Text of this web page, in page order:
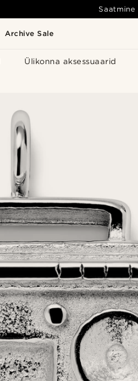
Archive Sale
Ülikonna aksessuaarid
Saatmine